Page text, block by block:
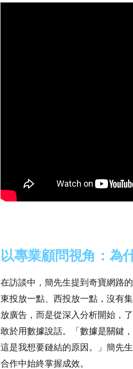
以專業顧問視角：為
在訪談中，簡先生提到奇寶網路
東投放一點、西投放一點，沒有
放廣告，而是從深入分析開始，
敢於用數據說話。「數據是關鍵
這是我想要鏈結的原因。」簡先
合作中始終掌握成效。